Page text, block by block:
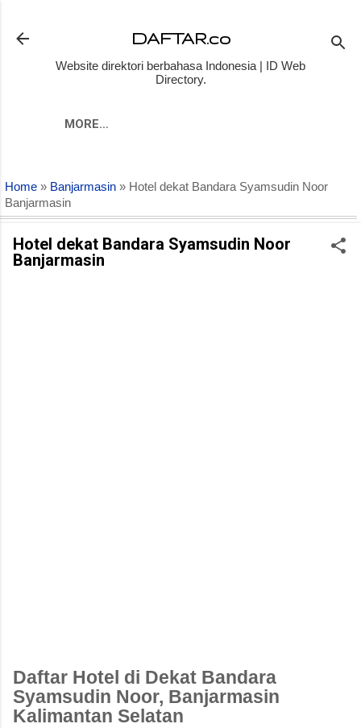
DAFTAR.co
Website direktori berbahasa Indonesia | ID Web
Directory.
MORE…
Home » Banjarmasin » Hotel dekat Bandara Syamsudin Noor
Banjarmasin
Hotel dekat Bandara Syamsudin Noor
Banjarmasin
Daftar Hotel di Dekat Bandara
Syamsudin Noor, Banjarmasin
Kalimantan Selatan